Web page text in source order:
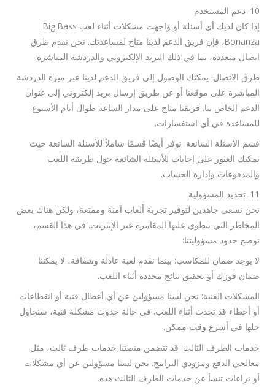
10. دعم المستخدم
إذا كان لديك أي أسئلة أو واجهت مشكلات أثناء لعب Big Bass
Bonanza، فإن فريق الدعم لدينا متاح لمساعدتك. نحن نقدم طرق
اتصال متعددة، بما في ذلك البريد الإلكتروني والدردشة المباشرة.
طرق الاتصال: يمكنك الوصول إلى فريق الدعم لدينا عبر ميزة الدردشة
المباشرة على موقعنا أو عن طريق إرسال بريد إلكتروني إلى عنوان
الدعم الخاص بنا. فريقنا متاح على مدار الساعة طوال أيام الأسبوع
للمساعدة في أي استفسارات.
قسم الأسئلة الشائعة: نوفر أيضًا قسمًا شاملاً للأسئلة الشائعة حيث
يمكنك العثور على إجابات للأسئلة الشائعة حول طريقة اللعب
والمدفوعات وإدارة الحساب.
11. تحديد المسؤولية
نحن نسعى جاهدين لتوفير تجربة ألعاب آمنة وممتعة، ولكن هناك بعض
المخاطر التي تنطوي عليها المقامرة عبر الإنترنت. في هذا القسم،
نوضح حدود مسؤوليتنا:
لا يوجد ضمان للمكاسب: بينما نقدم لعبة عادلة وشفافة، لا يمكننا
ضمان فوزك أو تحقيق نتائج محددة أثناء اللعب.
المشكلات الفنية: نحن لسنا مسؤولين عن أي أعطال فنية أو انقطاعات
أو أخطاء قد تحدث أثناء اللعب. في حالة حدوث مشكلة فنية، سنحاول
حلها في أسرع وقت ممكن.
خدمات الطرف الثالث: قد تتضمن منصتنا خدمات طرف ثالث، مثل
معالجي الدفع ومزودي البرامج. نحن لسنا مسؤولين عن أي مشكلات
أو نزاعات تنشأ عن خدمات الطرف الثالث هذه.